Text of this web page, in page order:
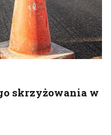
skrzyżowania w